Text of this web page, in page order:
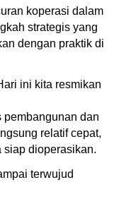
koperasi dalam
strategis yang
dengan praktik di
ini kita resmikan
pembangunan dan
relatif cepat,
siap dioperasikan.
terwujud